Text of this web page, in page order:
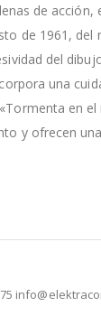
de
de 1961,
del
una
en
y ofrecen
75